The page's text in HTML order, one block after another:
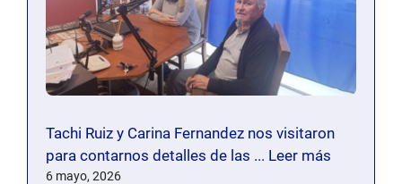
Tachi Ruiz y Carina Fernandez nos visitaron
para contarnos detalles de las ... Leer más
6 mayo, 2026